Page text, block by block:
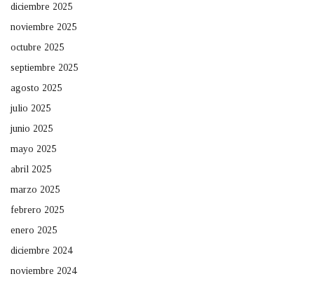
diciembre 2025
noviembre 2025
octubre 2025
septiembre 2025
agosto 2025
julio 2025
junio 2025
mayo 2025
abril 2025
marzo 2025
febrero 2025
enero 2025
diciembre 2024
noviembre 2024